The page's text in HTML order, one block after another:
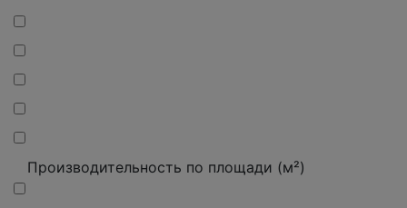
Производительность по площади (м²)